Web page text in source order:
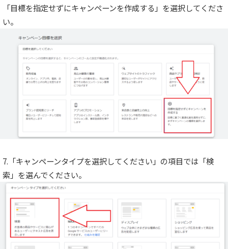
「目標を指定せずにキャンペーンを作成する」を選択してくださ
い。
7.「キャンペーンタイプを選択してください」の項目では「検
索」を選んでください。